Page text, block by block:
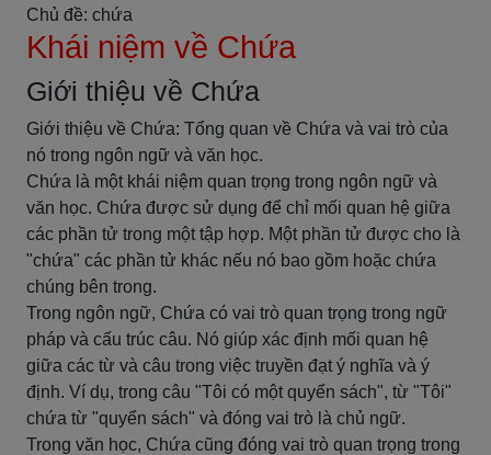
Chủ đề: chứa
Khái niệm về Chứa
Giới thiệu về Chứa
Giới thiệu về Chứa: Tổng quan về Chứa và vai trò của
nó trong ngôn ngữ và văn học.
Chứa là một khái niệm quan trọng trong ngôn ngữ và
văn học. Chứa được sử dụng để chỉ mối quan hệ giữa
các phần tử trong một tập hợp. Một phần tử được cho là
"chứa" các phần tử khác nếu nó bao gồm hoặc chứa
chúng bên trong.
Trong ngôn ngữ, Chứa có vai trò quan trọng trong ngữ
pháp và cấu trúc câu. Nó giúp xác định mối quan hệ
giữa các từ và câu trong việc truyền đạt ý nghĩa và ý
định. Ví dụ, trong câu "Tôi có một quyển sách", từ "Tôi"
chứa từ "quyển sách" và đóng vai trò là chủ ngữ.
Trong văn học, Chứa cũng đóng vai trò quan trọng trong